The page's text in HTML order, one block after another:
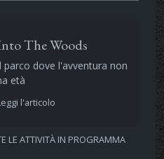
The Woods
parco dove l'avventura non
età
l'articolo
LE ATTIVITÀ IN PROGRAMMA